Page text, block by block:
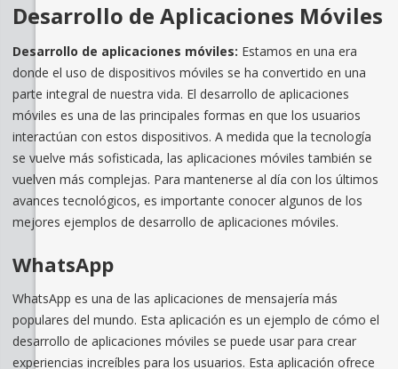
Desarrollo de Aplicaciones Móviles
Desarrollo de aplicaciones móviles: Estamos en una era
donde el uso de dispositivos móviles se ha convertido en una
parte integral de nuestra vida. El desarrollo de aplicaciones
móviles es una de las principales formas en que los usuarios
interactúan con estos dispositivos. A medida que la tecnología
se vuelve más sofisticada, las aplicaciones móviles también se
vuelven más complejas. Para mantenerse al día con los últimos
avances tecnológicos, es importante conocer algunos de los
mejores ejemplos de desarrollo de aplicaciones móviles.
WhatsApp
WhatsApp es una de las aplicaciones de mensajería más
populares del mundo. Esta aplicación es un ejemplo de cómo el
desarrollo de aplicaciones móviles se puede usar para crear
experiencias increíbles para los usuarios. Esta aplicación ofrece